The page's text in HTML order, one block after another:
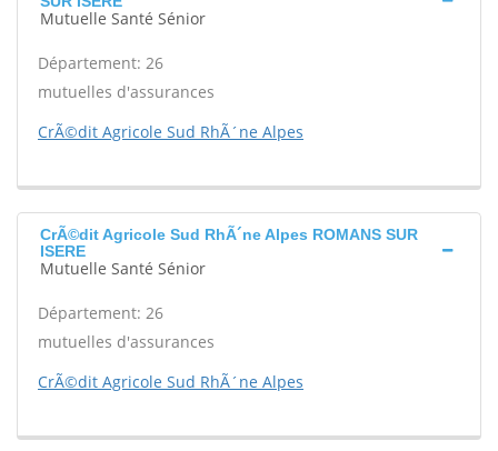
Mutuelle Santé Sénior
Département: 26
mutuelles d'assurances
CrÃ©dit Agricole Sud RhÃ´ne Alpes
CrÃ©dit Agricole Sud RhÃ´ne Alpes ROMANS SUR
ISERE
Mutuelle Santé Sénior
Département: 26
mutuelles d'assurances
CrÃ©dit Agricole Sud RhÃ´ne Alpes